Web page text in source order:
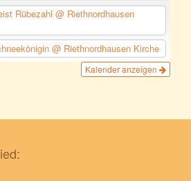
Rübezahl @ Riethnordhausen
@ Riethnordhausen Kirche
Kalender anzeigen